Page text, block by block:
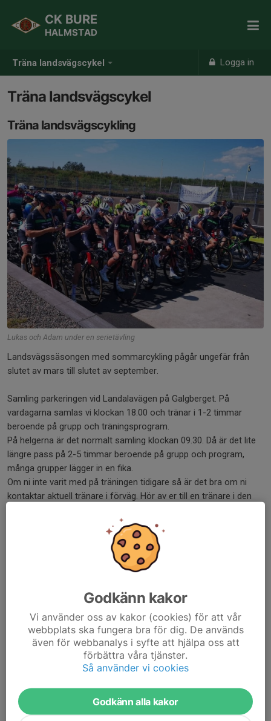
Träna landsvägscykel Logga in
CK BURE
HALMSTAD
Träna landsvägscykel
Träna landsvägscykling
Lukas och Adam under en serietävling
Landsvägssäsongen med sommarcykling pågår ungefär från
slutet av mars till slutet av september.
Samling parkeringen vid Landalavägen på Galgberget. På
vardagarna samlas vi klockan 18.00 och tränar i 1-2 timmar
beroende på grupp och träningsprogram.
På helgerna är det normalt samling klockan 09.30. Då är det lite
längre pass på 2-5 timmar beroende på grupp och program,
många grupper lägger in en fika.
Om ni inte varit med på träningen tidigare så är det bra om ni
kontaktar aktuell tränare i förväg. Hör av er till en tränare i den
Vid samlingen kan du fråga efter tränaren för aktuell grupp. Alla
samlas på samma ställe och det är många i klubben. Därför är
det svårt att veta vem som är ny.
Under vintern, slutet av oktober till slutet av mars så sker
gravel cykel med lite bredare däck, är det blött ute så förväntas
man ha skärmar, bakskärmen förlängd med en kompislapp. Är
det isigt så används dubbdäck, minst fram. För utförligare
information se avsnittet "Träna cykel på vintern".
En väl underhållen cykel för att minimera strul under passet.
Oljad kedja och pumpade däck (för lämpligt däcktryck se
Godkänn kakor
Vi använder oss av kakor (cookies) för att vår
webbplats ska fungera bra för dig. De används
även för webbanalys i syfte att hjälpa oss att
förbättra våra tjänster.
Så använder vi cookies
Godkänn alla kakor